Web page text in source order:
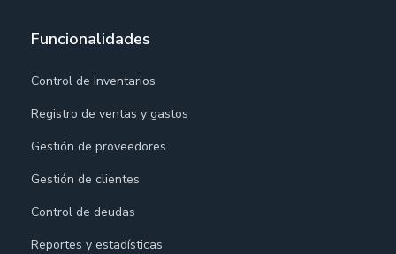
Funcionalidades
Control de inventarios
Registro de ventas y gastos
Gestión de proveedores
Gestión de clientes
Control de deudas
Reportes y estadísticas